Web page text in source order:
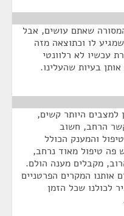
שאתם עושים, אבל
לו וכתוצאה מזה
עכשיו לא רלוונטי
בעיות שהעלינו.
למצבים היותר קשים,
הרחב, חשוב
והמענק הכולל
פה טיפול מאוד נרחב,
מקבלים מענה הולם.
אותנו המקרים הפרטניים
לכולנו שכל הזמן